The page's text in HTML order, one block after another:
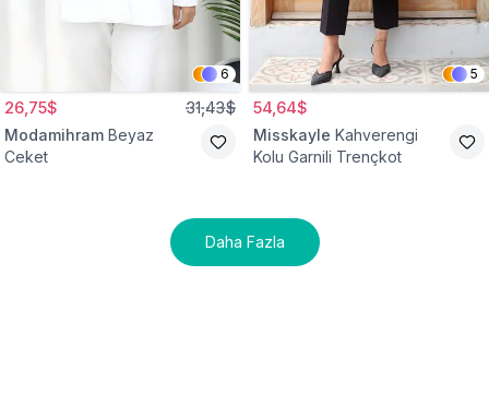
6
26,75$ 31,43$
Modamihram Beyaz
Ceket
5
54,64$
Misskayle Kahverengi
Kolu Garnili Trençkot
Daha Fazla